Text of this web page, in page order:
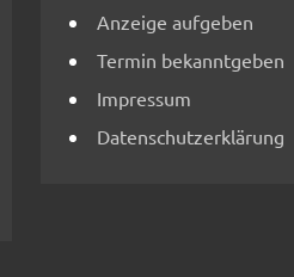
Anzeige aufgeben
Termin bekanntgeben
Impressum
Datenschutzerklärung